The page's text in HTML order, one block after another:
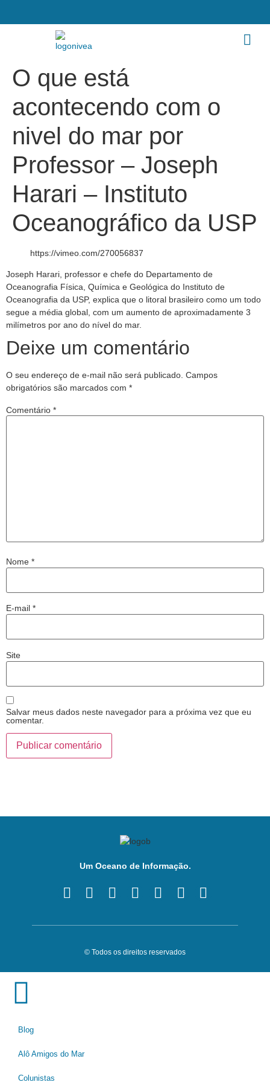
O que está
acontecendo com o
nivel do mar por
Professor – Joseph
Harari – Instituto
Oceanográfico da USP
https://vimeo.com/270056837
Joseph Harari, professor e chefe do Departamento de
Oceanografia Física, Química e Geológica do Instituto de
Oceanografia da USP, explica que o litoral brasileiro como um todo
segue a média global, com um aumento de aproximadamente 3
milímetros por ano do nível do mar.
Deixe um comentário
O seu endereço de e-mail não será publicado. Campos
obrigatórios são marcados com *
Comentário *
Nome *
E-mail *
Site
Salvar meus dados neste navegador para a próxima vez que eu
comentar.
Um Oceano de Informação.
© Todos os direitos reservados
Blog
Alô Amigos do Mar
Colunistas